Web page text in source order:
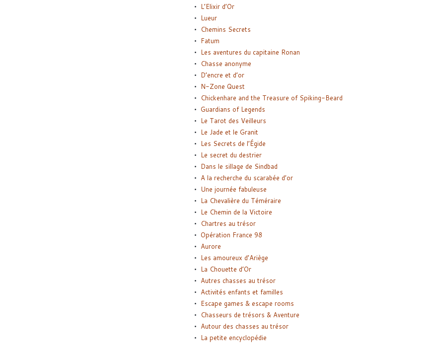
L’Elixir d’Or
Lueur
Chemins Secrets
Fatum
Les aventures du capitaine Ronan
Chasse anonyme
D’encre et d’or
N-Zone Quest
Chickenhare and the Treasure of Spiking-Beard
Guardians of Legends
Le Tarot des Veilleurs
Le Jade et le Granit
Les Secrets de l’Égide
Le secret du destrier
Dans le sillage de Sindbad
A la recherche du scarabée d’or
Une journée fabuleuse
La Chevalière du Téméraire
Le Chemin de la Victoire
Chartres au trésor
Opération France 98
Aurore
Les amoureux d’Ariège
La Chouette d’Or
Autres chasses au trésor
Activités enfants et familles
Escape games & escape rooms
Chasseurs de trésors & Aventure
Autour des chasses au trésor
La petite encyclopédie